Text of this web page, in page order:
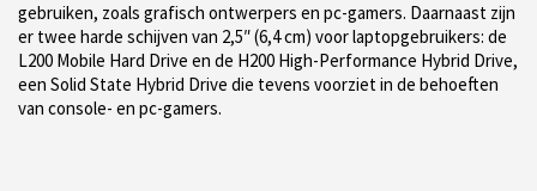
gebruiken, zoals grafisch ontwerpers en pc-gamers. Daarnaast zijn
er twee harde schijven van 2,5″ (6,4 cm) voor laptopgebruikers: de
L200 Mobile Hard Drive en de H200 High-Performance Hybrid Drive,
een Solid State Hybrid Drive die tevens voorziet in de behoeften
van console- en pc-gamers.